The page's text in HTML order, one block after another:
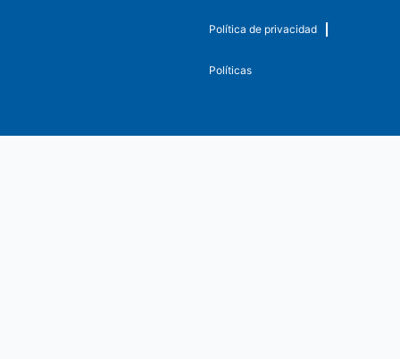
Política de privacidad
Políticas